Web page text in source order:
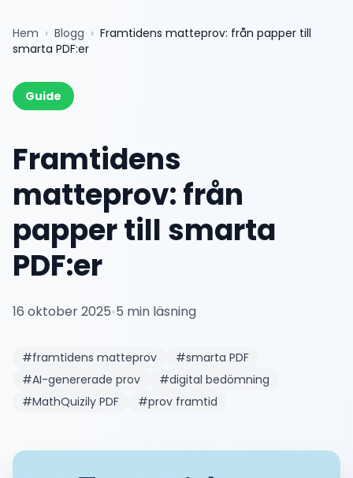
Hem › Blogg › Framtidens matteprov: från papper till
smarta PDF:er
Guide
Framtidens
matteprov: från
papper till smarta
PDF:er
16 oktober 2025•5 min läsning
#framtidens matteprov #smarta PDF
#AI-genererade prov #digital bedömning
#MathQuizily PDF #prov framtid